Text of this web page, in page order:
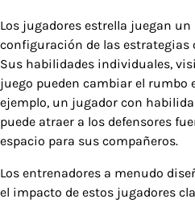
Los jugadores estrella juegan
configuración de las estrategias
Sus habilidades individuales,
juego pueden cambiar el rumbo
ejemplo, un jugador con
puede atraer a los defensores
espacio para sus compañeros.
Los entrenadores a menudo
el impacto de estos jugadores